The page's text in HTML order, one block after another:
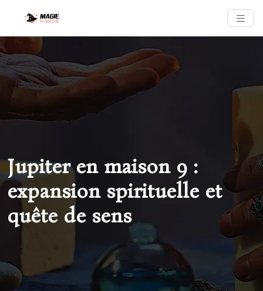
Jupiter en maison 9 :
expansion spirituelle et
quête de sens